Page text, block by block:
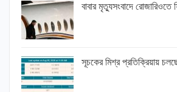
বাবার মৃত্যুসংবাদে রোজারিওতে
সূচকের মিশ্র প্রতিক্রিয়ায়